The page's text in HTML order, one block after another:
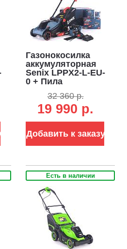
Газонокосилка
аккумуляторная
Senix LPPX2-L-EU-
0 + Пила
цепная
одноручная Senix
CSX2-M1-EU-0 +
АКБ B50X2 + ЗУ
CHX2
32 360 р.
19 990 р.
Добавить к заказу
Есть в наличии